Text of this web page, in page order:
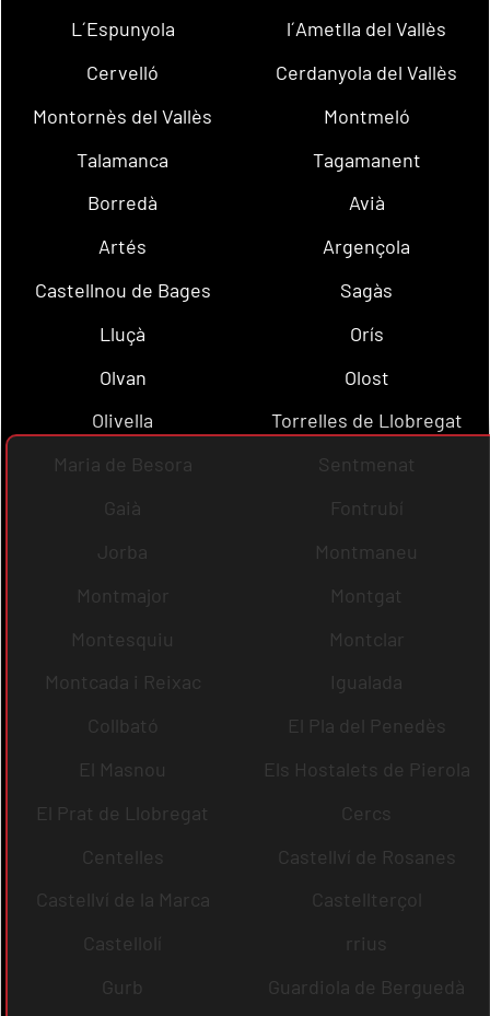
L´Espunyola
l´Ametlla del Vallès
Cervelló
Cerdanyola del Vallès
Montornès del Vallès
Montmeló
Talamanca
Tagamanent
Borredà
Avià
Artés
Argençola
Castellnou de Bages
Sagàs
Lluçà
Orís
Olvan
Olost
Olivella
Torrelles de Llobregat
Maria de Besora
Sentmenat
Gaià
Fontrubí
Jorba
Montmaneu
Montmajor
Montgat
Montesquiu
Montclar
Montcada i Reixac
Igualada
Collbató
El Pla del Penedès
El Masnou
Els Hostalets de Pierola
El Prat de Llobregat
Cercs
Centelles
Castellví de Rosanes
Castellví de la Marca
Castellterçol
Castellolí
rrius
Gurb
Guardiola de Berguedà